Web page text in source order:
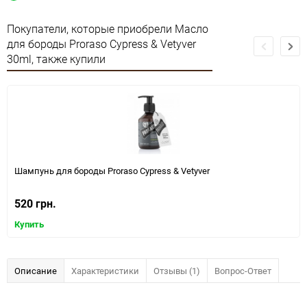
Покупатели, которые приобрели Масло
для бороды Proraso Cypress & Vetyver
30ml, также купили
Шампунь для бороды Proraso Cypress & Vetyver
520 грн.
Купить
Описание Характеристики Отзывы (1) Вопрос-Ответ